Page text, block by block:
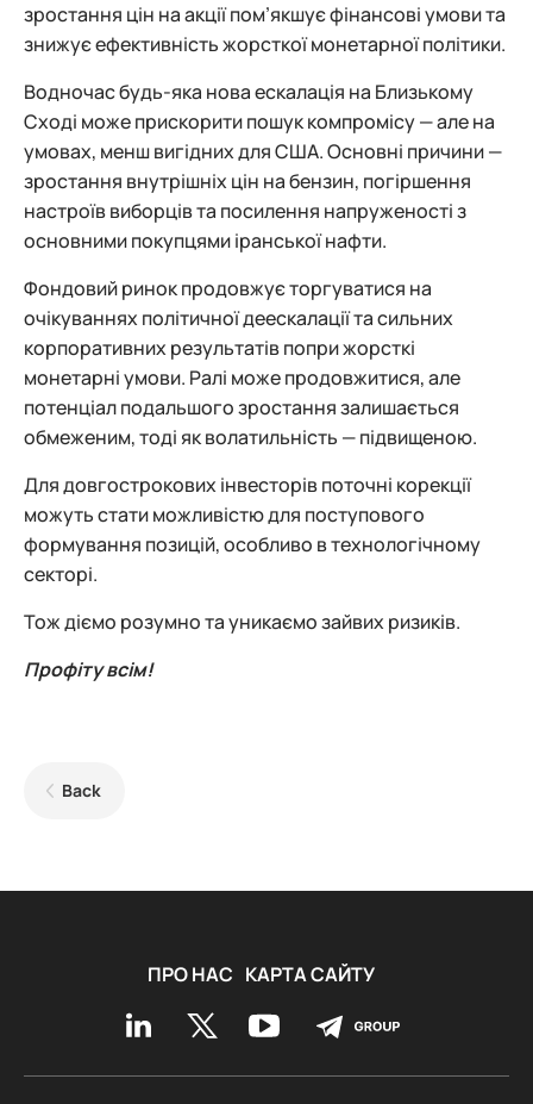
зростання цін на акції пом’якшує фінансові умови та
знижує ефективність жорсткої монетарної політики.
Водночас будь-яка нова ескалація на Близькому
Сході може прискорити пошук компромісу — але на
умовах, менш вигідних для США. Основні причини —
зростання внутрішніх цін на бензин, погіршення
настроїв виборців та посилення напруженості з
основними покупцями іранської нафти.
Фондовий ринок продовжує торгуватися на
очікуваннях політичної деескалації та сильних
корпоративних результатів попри жорсткі
монетарні умови. Ралі може продовжитися, але
потенціал подальшого зростання залишається
обмеженим, тоді як волатильність — підвищеною.
Для довгострокових інвесторів поточні корекції
можуть стати можливістю для поступового
формування позицій, особливо в технологічному
секторі.
Тож діємо розумно та уникаємо зайвих ризиків.
Профіту всім!
Back
ПРО НАС КАРТА САЙТУ